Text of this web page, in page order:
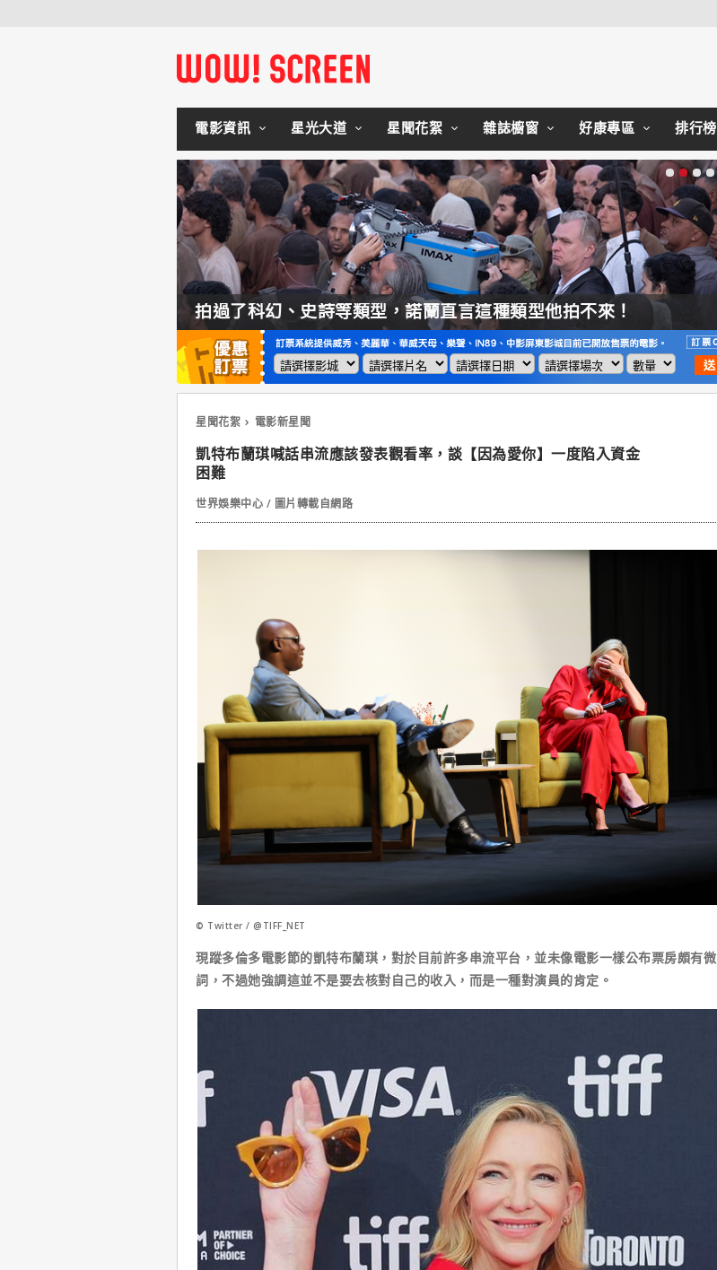
電影資訊 星光大道 星聞花絮 雜誌櫥窗 好康專區 排行榜
拍過了科幻、史詩等類型，諾蘭直言這種類型他拍不來！
星聞花絮 電影新星聞
凱特布蘭琪喊話串流應該發表觀看率，談【因為愛你】一度陷入資金
困難
世界娛樂中心 / 圖片轉載自網路
© Twitter / @TIFF_NET
現蹤多倫多電影節的凱特布蘭琪，對於目前許多串流平台，並未像電影一樣公布票房頗有微
詞，不過她強調這並不是要去核對自己的收入，而是一種對演員的肯定。